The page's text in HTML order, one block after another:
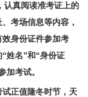
真阅读准考证上的
考场信息等内容，
身份证件参加考
姓名”和“身份证
加考试。
正值隆冬时节，天